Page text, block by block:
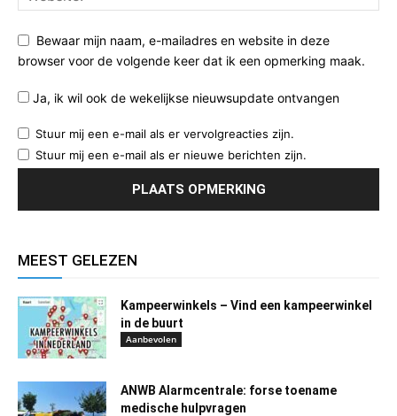
Bewaar mijn naam, e-mailadres en website in deze
browser voor de volgende keer dat ik een opmerking maak.
Ja, ik wil ook de wekelijkse nieuwsupdate ontvangen
Stuur mij een e-mail als er vervolgreacties zijn.
Stuur mij een e-mail als er nieuwe berichten zijn.
MEEST GELEZEN
Kampeerwinkels – Vind een kampeerwinkel
in de buurt
Aanbevolen
ANWB Alarmcentrale: forse toename
medische hulpvragen